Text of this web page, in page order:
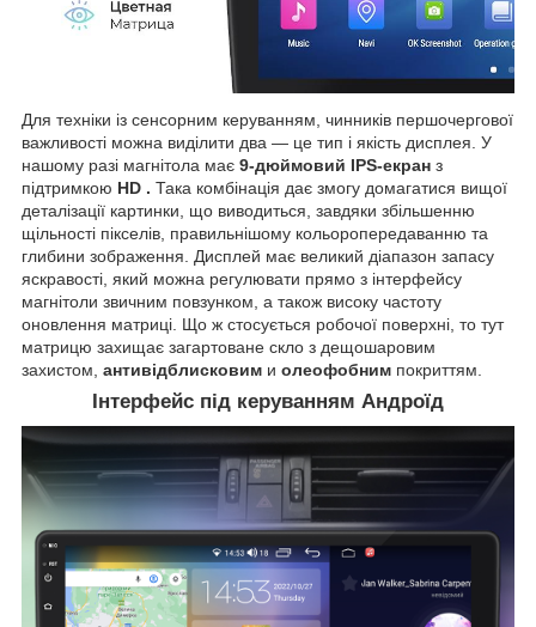
Для техніки із сенсорним керуванням, чинників першочергової
важливості можна виділити два — це тип і якість дисплея. У
нашому разі магнітола має 9-дюймовий IPS-екран з
підтримкою HD . Така комбінація дає змогу домагатися вищої
деталізації картинки, що виводиться, завдяки збільшенню
щільності пікселів, правильнішому кольоропередаванню та
глибини зображення. Дисплей має великий діапазон запасу
яскравості, який можна регулювати прямо з інтерфейсу
магнітоли звичним повзунком, а також високу частоту
оновлення матриці. Що ж стосується робочої поверхні, то тут
матрицю захищає загартоване скло з дещошаровим
захистом, антивідблисковим и олеофобним покриттям.
Інтерфейс під керуванням Андроїд